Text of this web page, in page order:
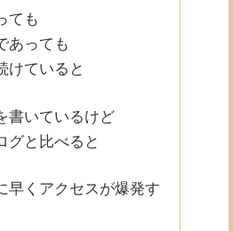
ても
あっても
けていると
書いているけど
グと比べると
早くアクセスが爆発す